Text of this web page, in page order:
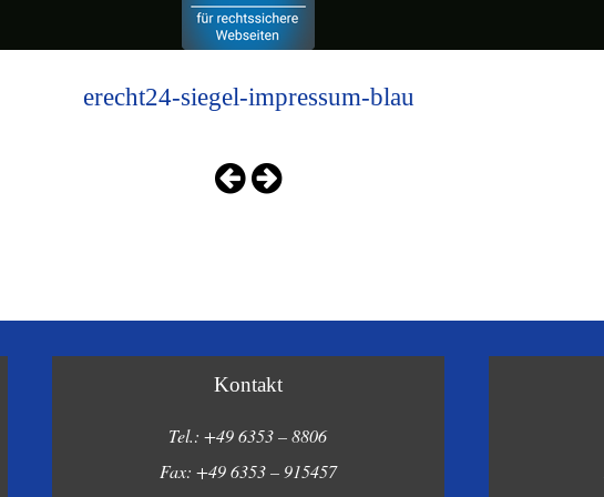
erecht24-siegel-impressum-blau
Kontakt
Tel.: +49 6353 – 8806
Fax: +49 6353 – 915457